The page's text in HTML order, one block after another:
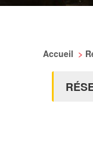
Accueil >